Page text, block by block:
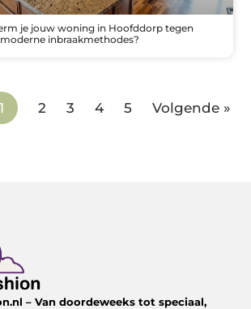
je jouw woning in Hoofddorp tegen
moderne inbraakmethodes?
1 2 3 4 5 Volgende »
– Van doordeweeks tot speciaal,